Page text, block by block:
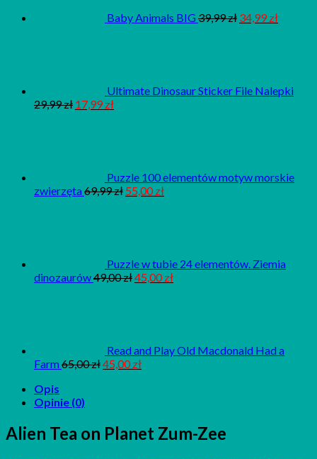
Baby Animals BIG39,99zł 34,99zł
Ultimate Dinosaur Sticker File Nalepki
29,99zł 17,99zł
Puzzle 100 elementów motyw morskie
zwierzęta69,99zł 55,00zł
Puzzle w tubie 24 elementów. Ziemia
dinozaurów49,00zł45,00zł
Read and Play Old Macdonald Had a
Farm65,00zł45,00zł
Opis
Opinie (0)
Alien Tea on Planet Zum-Zee